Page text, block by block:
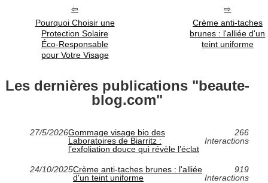
Pourquoi Choisir une
Protection Solaire
Éco-Responsable
pour Votre Visage
Crème anti-taches
brunes : l'alliée d'un
teint uniforme
Les dernières publications "beaute-
blog.com"
27/5/2026Gommage visage bio des
Laboratoires de Biarritz :
l’exfoliation douce qui révèle l’éclat
266
Interactions
24/10/2025Crème anti-taches brunes : l'alliée
d'un teint uniforme
919
Interactions